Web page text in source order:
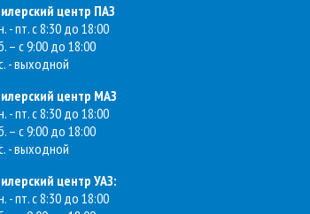
центр ПАЗ
- пт. с 8:30 до 18:00
– с 9:00 до 18:00
- выходной
центр МАЗ
- пт. с 8:30 до 18:00
– с 9:00 до 18:00
- выходной
центр УАЗ:
- пт. с 8:30 до 18:00